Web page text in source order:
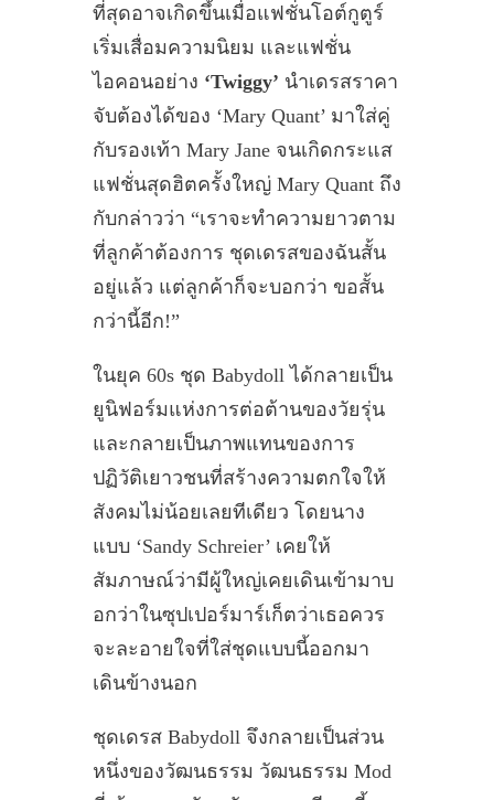
ที่สุดอาจเกิดขึ้นเมื่อแฟชั่นโอต์กูตูร์
เริ่มเสื่อมความนิยม และแฟชั่น
ไอคอนอย่าง ‘Twiggy’ นำเดรสราคา
จับต้องได้ของ ‘Mary Quant’ มาใส่คู่
กับรองเท้า Mary Jane จนเกิดกระแส
แฟชั่นสุดฮิตครั้งใหญ่ Mary Quant ถึง
กับกล่าวว่า “เราจะทำความยาวตาม
ที่ลูกค้าต้องการ ชุดเดรสของฉันสั้น
อยู่แล้ว แต่ลูกค้าก็จะบอกว่า ขอสั้น
กว่านี้อีก!”
ในยุค 60s ชุด Babydoll ได้กลายเป็น
ยูนิฟอร์มแห่งการต่อต้านของวัยรุ่น
และกลายเป็นภาพแทนของการ
ปฏิวัติเยาวชนที่สร้างความตกใจให้
สังคมไม่น้อยเลยทีเดียว โดยนาง
แบบ ‘Sandy Schreier’ เคยให้
สัมภาษณ์ว่ามีผู้ใหญ่เคยเดินเข้ามาบ
อกว่าในซุปเปอร์มาร์เก็ตว่าเธอควร
จะละอายใจที่ใส่ชุดแบบนี้ออกมา
เดินข้างนอก
ชุดเดรส Babydoll จึงกลายเป็นส่วน
หนึ่งของวัฒนธรรม วัฒนธรรม Mod